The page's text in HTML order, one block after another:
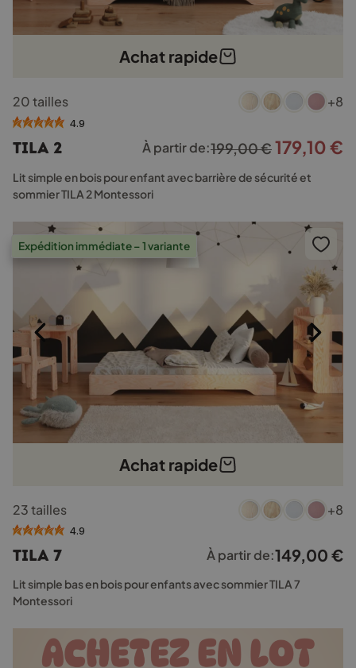
Achat rapide
produit
a
variations.
Les
options
peuvent
être
choisies
sur
produit
20 tailles +8
4.9
TILA 2 À partir de:199,00€Le
prix
199,00 €.
179,10€
Lit simple en bois pour enfant avec barrière de sécurité et
sommier TILA 2 Montessori
Expédition immédiate – 1 variante
Achat rapide
produit
a
variations.
Les
options
être
choisies
23 tailles +8
4.9
TILA 7 À partir de:149,00 €
Lit simple bas en bois pour enfants avec sommier TILA 7
Montessori